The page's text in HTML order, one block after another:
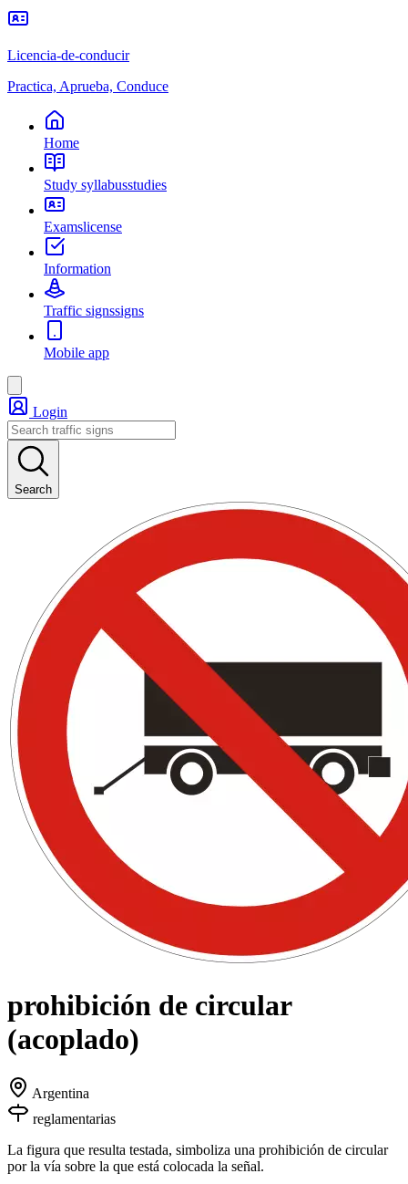
Licencia-de-conducir
Practica, Aprueba, Conduce
Home
Study syllabusstudies
Examslicense
Information
Traffic signssigns
Mobile app
Login
Search
prohibición de circular
(acoplado)
Argentina
reglamentarias
La figura que resulta testada, simboliza una prohibición de circular
por la vía sobre la que está colocada la señal.